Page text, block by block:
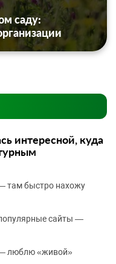
саду:
интересной, куда
там быстро нахожу
сайты —
— люблю «живой»